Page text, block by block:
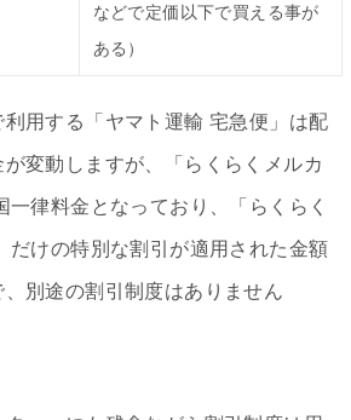
などで定価以下で買える事が
ある）
用する「ヤマト運輸 宅急便」は配
変動しますが、「らくらくメルカ
一律料金となっており、「らくらく
だけの特別な割引が適用された金額
別途の割引制度はありません